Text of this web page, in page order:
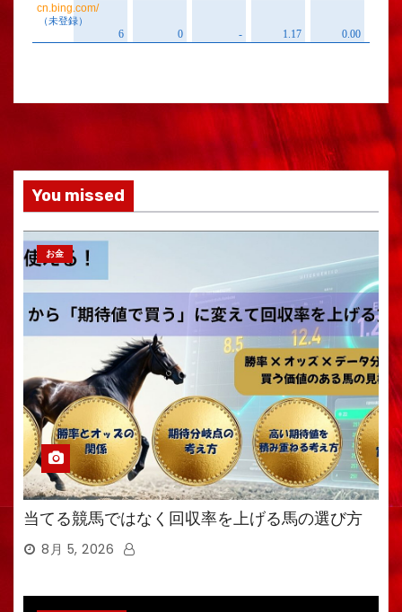
You missed
お金
当てる競馬ではなく回収率を上げる馬の選び方
8月 5, 2026